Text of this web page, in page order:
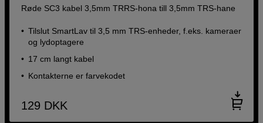
Røde SC3 kabel 3,5mm TRRS-hona till 3,5mm TRS-hane
Tilslut SmartLav til 3,5 mm TRS-enheder, f.eks. kameraer
og lydoptagere
17 cm langt kabel
Kontakterne er farvekodet
129 DKK